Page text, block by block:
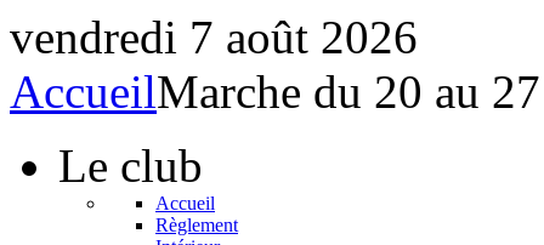
vendredi 7 août 2026
AccueilMarche du 20 au
Le club
Accueil
Règlement